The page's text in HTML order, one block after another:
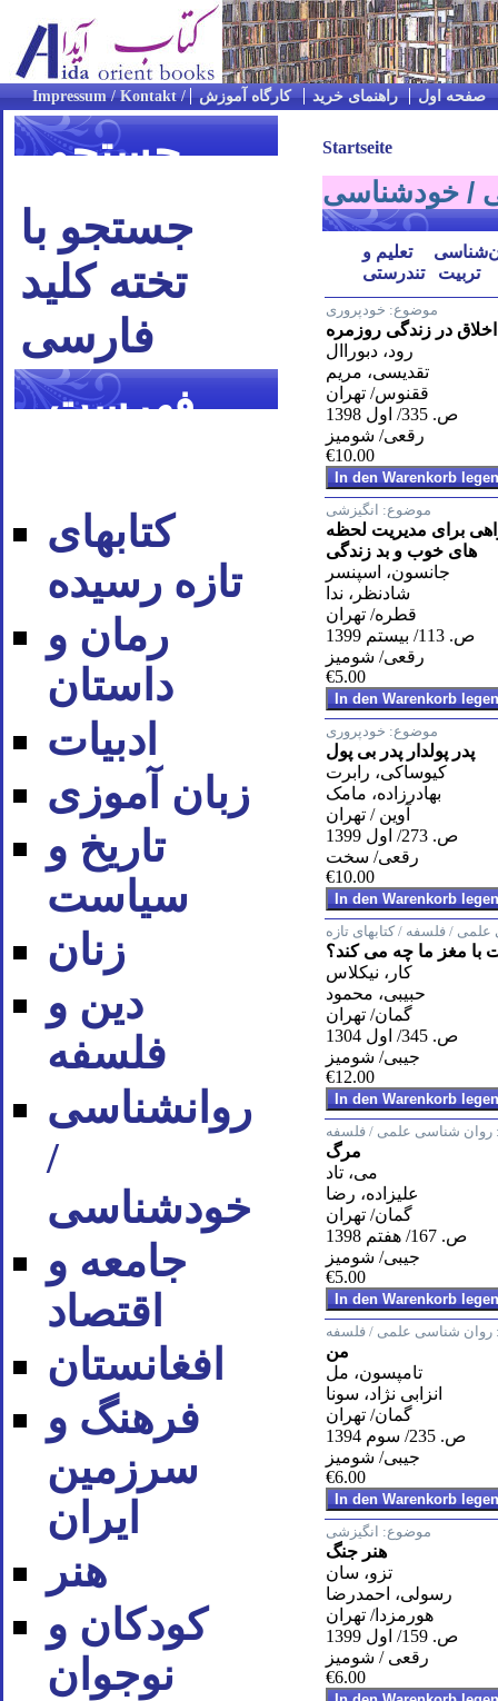
صفحه اول راهنمای خرید کارگاه آموزش
جستجو
جستجو با
تخته کلید
فارسی
فهرست
کتابهای
تازه رسیده
رمان و
داستان
ادبیات
زبان آموزی
تاریخ و
سیاست
زنان
دین و
فلسفه
روان‪شناسی
/
خودشناسی
جامعه و
اقتصاد
افغانستان
فرهنگ و
سرزمین
ایران
هنر
کودکان و
نوجوان
Startseite
تعلیم و
تربیت
تندرستی
موضوع: خودپروری
در زندگی روزمره
رود، دبوراال
تقدیسی، مریم
ققنوس/ تهران
ص. 335/ اول 1398
رقعی/ شومیز
€10.00
موضوع: انگیزشی
برای مدیریت لحظه
های خوب و بد زندگی
جانسون، اسپنسر
شادنظر، ندا
قطره/ تهران
ص. 113/ بیستم 1399
رقعی/ شومیز
€5.00
موضوع: خودپروری
پدر پولدار پدر بی پول
کیوساکی، رابرت
بهادرزاده، مامک
آوین / تهران
ص. 273/ اول 1399
رقعی/ سخت
€10.00
/ فلسفه / کتابهای تازه
با مغز ما چه می کند؟
کار، نیکلاس
حبیبی، محمود
گمان/ تهران
ص. 345/ اول 1304
جیبی/ شومیز
€12.00
روان شناسی علمی / فلسفه
مرگ
می، تاد
علیزاده، رضا
گمان/ تهران
ص. 167/ هفتم 1398
جیبی/ شومیز
€5.00
روان شناسی علمی / فلسفه
من
تامپسون، مل
انزابی نژاد، سونا
گمان/ تهران
ص. 235/ سوم 1394
جیبی/ شومیز
€6.00
موضوع: انگیزشی
هنر جنگ
تزو، سان
رسولی، احمدرضا
هورمزدا/ تهران
ص. 159/ اول 1399
رقعی / شومیز
€6.00